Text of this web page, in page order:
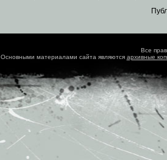
Все
Основными материалами сайта являются архивные